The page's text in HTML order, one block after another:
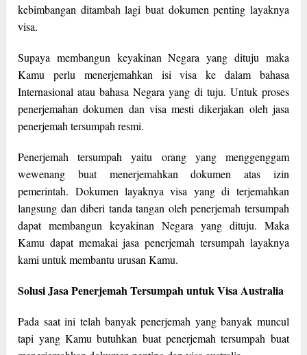
kebimbangan ditambah lagi buat dokumen penting layaknya
visa.
Supaya membangun keyakinan Negara yang dituju maka
Kamu perlu menerjemahkan isi visa ke dalam bahasa
Internasional atau bahasa Negara yang di tuju. Untuk proses
penerjemahan dokumen dan visa mesti dikerjakan oleh jasa
penerjemah tersumpah resmi.
Penerjemah tersumpah yaitu orang yang menggenggam
wewenang buat menerjemahkan dokumen atas izin
pemerintah. Dokumen layaknya visa yang di terjemahkan
langsung dan diberi tanda tangan oleh penerjemah tersumpah
dapat membangun keyakinan Negara yang dituju. Maka
Kamu dapat memakai jasa penerjemah tersumpah layaknya
kami untuk membantu urusan Kamu.
Solusi Jasa Penerjemah Tersumpah untuk Visa Australia
Pada saat ini telah banyak penerjemah yang banyak muncul
tapi yang Kamu butuhkan buat penerjemah tersumpah buat